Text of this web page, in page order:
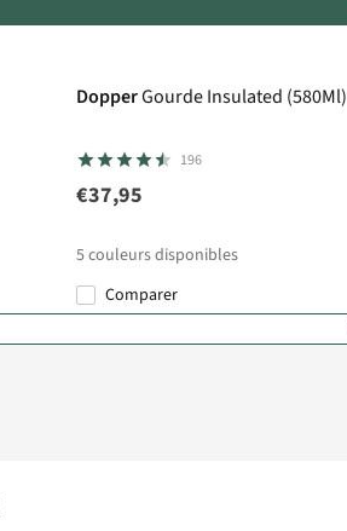
DopperGourde Insulated (580Ml)
196
€37,95
5couleurs disponibles
Comparer